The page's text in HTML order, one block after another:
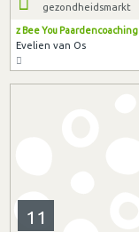
gezondheidsmarkt
z Bee You Paardencoaching
Evelien van Os
11